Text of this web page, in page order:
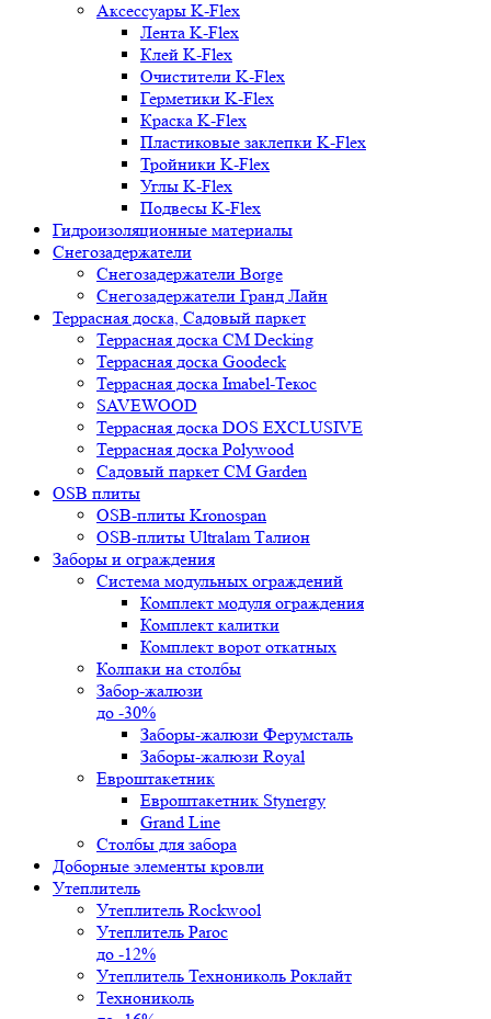
Аксессуары K-Flex
Лента K-Flex
Клей K-Flex
Очистители K-Flex
Герметики K-Flex
Краска K-Flex
Пластиковые заклепки K-Flex
Тройники K-Flex
Углы K-Flex
Подвесы K-Flex
Гидроизоляционные материалы
Снегозадержатели
Снегозадержатели Borge
Снегозадержатели Гранд Лайн
Террасная доска, Садовый паркет
Террасная доска CM Decking
Террасная доска Goodeck
Террасная доска Imabel-Текос
SAVEWOOD
Террасная доска DOS EXCLUSIVE
Террасная доска Polywood
Садовый паркет CM Garden
OSB плиты
OSB-плиты Kronospan
OSB-плиты Ultralam Талион
Заборы и ограждения
Система модульных ограждений
Комплект модуля ограждения
Комплект калитки
Комплект ворот откатных
Колпаки на столбы
Забор-жалюзи
до -30%
Заборы-жалюзи Ферумсталь
Заборы-жалюзи Royal
Евроштакетник
Евроштакетник Stynergy
Grand Line
Столбы для забора
Доборные элементы кровли
Утеплитель
Утеплитель Rockwool
Утеплитель Paroc
до -12%
Утеплитель Технониколь Роклайт
Технониколь